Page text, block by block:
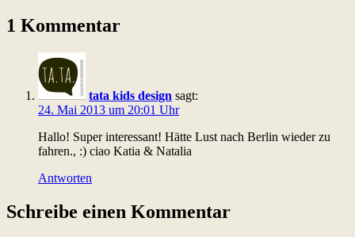
1 Kommentar
tata kids design sagt:
24. Mai 2013 um 20:01 Uhr
Hallo! Super interessant! Hätte Lust nach Berlin wieder zu
fahren., :) ciao Katia & Natalia
Antworten
Schreibe einen Kommentar